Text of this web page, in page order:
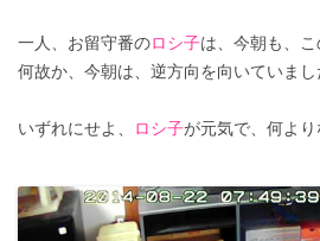
一人、お留守番のロシ子は、今朝も、こ
何故か、今朝は、逆方向を向いていまし
いずれにせよ、 ロシ子が元気で、何より